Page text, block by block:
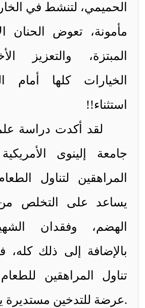
الحميمي، لتنشط في
مأمونة، تعوض الحنان
المبتزة، والتعزيز
الخيارات كلها أمام
استثناء!!
لقد أكدت دراسة
جامعة إلينوى
المراهقين لتناول
يساعد على التخلص
الهضم، وفقدان
بالإضافة إلى ذلك كله،
تناول المراهقين
مستديرة عرضة للتدخين.